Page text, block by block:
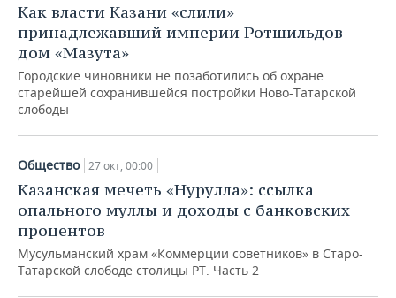
Как власти Казани «слили»
принадлежавший империи Ротшильдов
дом «Мазута»
Городские чиновники не позаботились об охране
старейшей сохранившейся постройки Ново-Татарской
слободы
Общество 27 окт, 00:00
Казанская мечеть «Нурулла»: ссылка
опального муллы и доходы с банковских
процентов
Мусульманский храм «Коммерции советников» в Старо-
Татарской слободе столицы РТ. Часть 2